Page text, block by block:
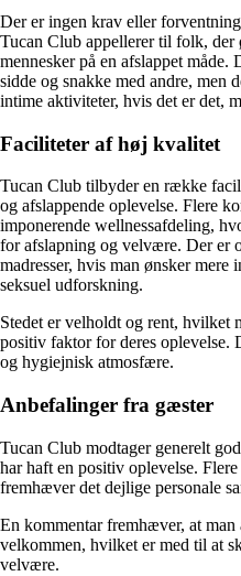
Der er ingen krav eller
Tucan Club appellerer til folk, der
mennesker på en afslappet måde.
sidde og snakke med andre, men
intime aktiviteter, hvis det er det,
Faciliteter af høj kvalitet
Tucan Club tilbyder en række
og afslappende oplevelse. Flere
imponerende wellnessafdeling,
for afslapning og velvære. Der er
madresser, hvis man ønsker
seksuel udforskning.
Stedet er velholdt og rent, hvilket
positiv faktor for deres oplevelse.
og hygiejnisk atmosfære.
Anbefalinger fra gæster
Tucan Club modtager generelt
har haft en positiv oplevelse.
fremhæver det dejlige personale
En kommentar fremhæver, at
velkommen, hvilket er med til at
velvære.